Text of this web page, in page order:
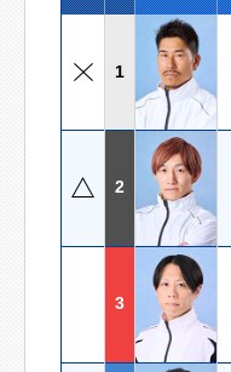
1
2
3